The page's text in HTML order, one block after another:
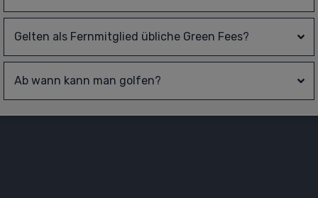
Gelten als Fernmitglied übliche Green Fees?
Ab wann kann man golfen?